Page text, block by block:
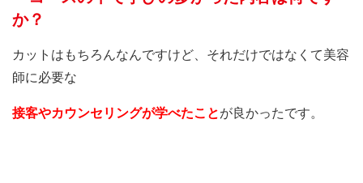
か？
カットはもちろんなんですけど、それだけではなくて美容
師に必要な
接客やカウンセリングが学べたことが良かったです。